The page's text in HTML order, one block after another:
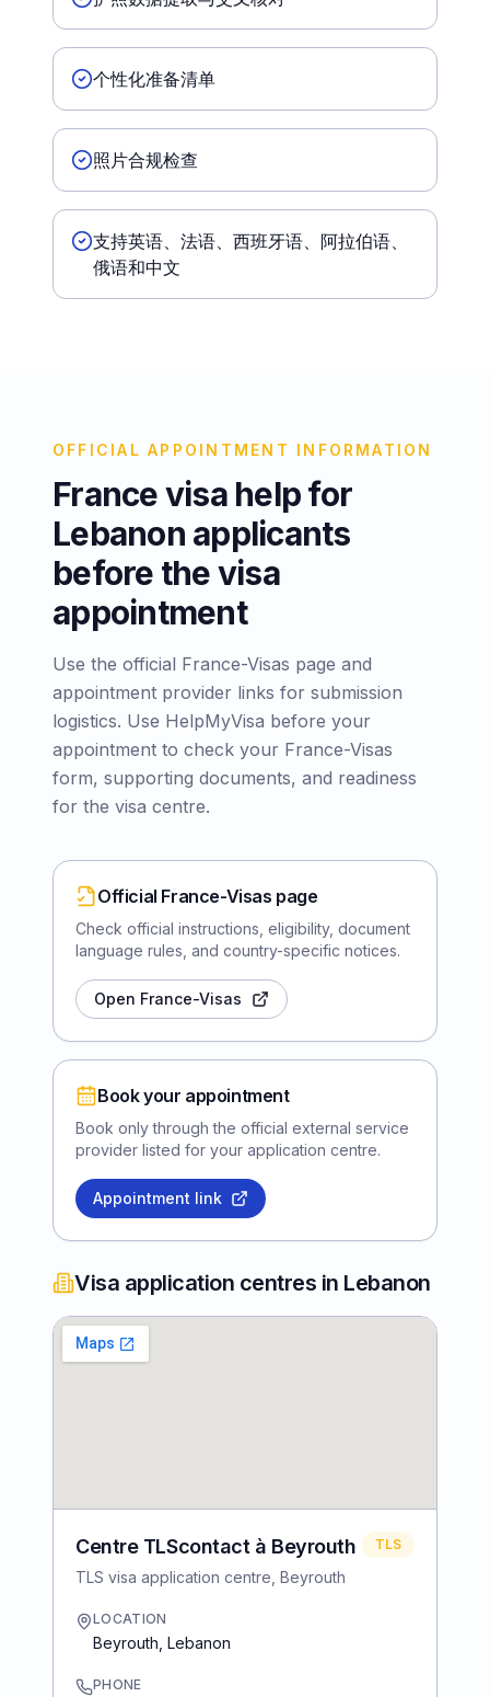
个性化准备清单
照片合规检查
支持英语、法语、西班牙语、阿拉伯语、
俄语和中文
OFFICIAL APPOINTMENT INFORMATION
France visa help for
Lebanon applicants
before the visa
appointment
Use the official France-Visas page and
appointment provider links for submission
logistics. Use HelpMyVisa before your
appointment to check your France-Visas
form, supporting documents, and readiness
for the visa centre.
Official France-Visas page
Check official instructions, eligibility, document
language rules, and country-specific notices.
Open France-Visas
Book your appointment
Book only through the official external service
provider listed for your application centre.
Appointment link
Visa application centres in Lebanon
Centre TLScontact à Beyrouth
TLS visa application centre, Beyrouth
TLS
LOCATION
Beyrouth Lebanon
PHONE